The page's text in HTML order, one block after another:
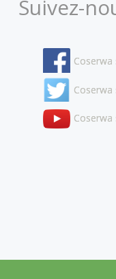
Suivez-
Coserwa
Coserwa